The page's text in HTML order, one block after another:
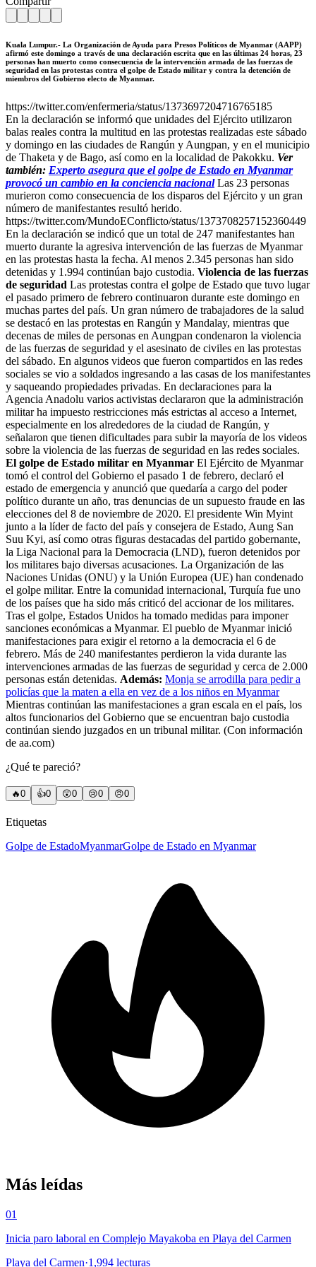
Kuala Lumpur.- La Organización de Ayuda para Presos Políticos de Myanmar (AAPP)
afirmó este domingo a través de una declaración escrita que en las últimas 24 horas, 23
personas han muerto como consecuencia de la intervención armada de las fuerzas de
seguridad en las protestas contra el golpe de Estado militar y contra la detención de
miembros del Gobierno electo de Myanmar.
https://twitter.com/enfermeria/status/1373697204716765185
En la declaración se informó que unidades del Ejército utilizaron
balas reales contra la multitud en las protestas realizadas este sábado
y domingo en las ciudades de Rangún y Aungpan, y en el municipio
de Thaketa y de Bago, así como en la localidad de Pakokku. Ver
también: Experto asegura que el golpe de Estado en Myanmar
provocó un cambio en la conciencia nacionalLas 23 personas
murieron como consecuencia de los disparos del Ejército y un gran
número de manifestantes resultó herido.
https://twitter.com/MundoEConflicto/status/1373708257152360449
En la declaración se indicó que un total de 247 manifestantes han
muerto durante la agresiva intervención de las fuerzas de Myanmar
en las protestas hasta la fecha. Al menos 2.345 personas han sido
detenidas y 1.994 continúan bajo custodia. Violencia de las fuerzas
de seguridad Las protestas contra el golpe de Estado que tuvo lugar
el pasado primero de febrero continuaron durante este domingo en
muchas partes del país. Un gran número de trabajadores de la salud
se destacó en las protestas en Rangún y Mandalay, mientras que
decenas de miles de personas en Aungpan condenaron la violencia
de las fuerzas de seguridad y el asesinato de civiles en las protestas
del sábado. En algunos videos que fueron compartidos en las redes
sociales se vio a soldados ingresando a las casas de los manifestantes
y saqueando propiedades privadas. En declaraciones para la
Agencia Anadolu varios activistas declararon que la administración
militar ha impuesto restricciones más estrictas al acceso a Internet,
especialmente en los alrededores de la ciudad de Rangún, y
señalaron que tienen dificultades para subir la mayoría de los videos
sobre la violencia de las fuerzas de seguridad en las redes sociales.
El golpe de Estado militar en Myanmar El Ejército de Myanmar
tomó el control del Gobierno el pasado 1 de febrero, declaró el
estado de emergencia y anunció que quedaría a cargo del poder
político durante un año, tras denuncias de un supuesto fraude en las
elecciones del 8 de noviembre de 2020. El presidente Win Myint
junto a la líder de facto del país y consejera de Estado, Aung San
Suu Kyi, así como otras figuras destacadas del partido gobernante,
la Liga Nacional para la Democracia (LND), fueron detenidos por
los militares bajo diversas acusaciones. La Organización de las
Naciones Unidas (ONU) y la Unión Europea (UE) han condenado
el golpe militar. Entre la comunidad internacional, Turquía fue uno
de los países que ha sido más criticó del accionar de los militares.
Tras el golpe, Estados Unidos ha tomado medidas para imponer
sanciones económicas a Myanmar. El pueblo de Myanmar inició
manifestaciones para exigir el retorno a la democracia el 6 de
febrero. Más de 240 manifestantes perdieron la vida durante las
intervenciones armadas de las fuerzas de seguridad y cerca de 2.000
personas están detenidas. Además: Monja se arrodilla para pedir a
policías que la maten a ella en vez de a los niños en Myanmar
Mientras continúan las manifestaciones a gran escala en el país, los
altos funcionarios del Gobierno que se encuentran bajo custodia
continúan siendo juzgados en un tribunal militar. (Con información
de aa.com)
¿Qué te pareció?
🔥0 👍0 😲0 😢0 😠0
Etiquetas
Golpe de EstadoMyanmarGolpe de Estado en Myanmar
Más leídas
01
Inicia paro laboral en Complejo Mayakoba en Playa del Carmen
Playa del Carmen·1,994 lecturas